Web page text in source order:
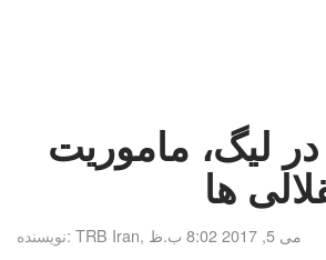
لیگ، ماموریت
ها
نویسنده:TRB Iran, می 5, 2017 8:02 ب.ظ